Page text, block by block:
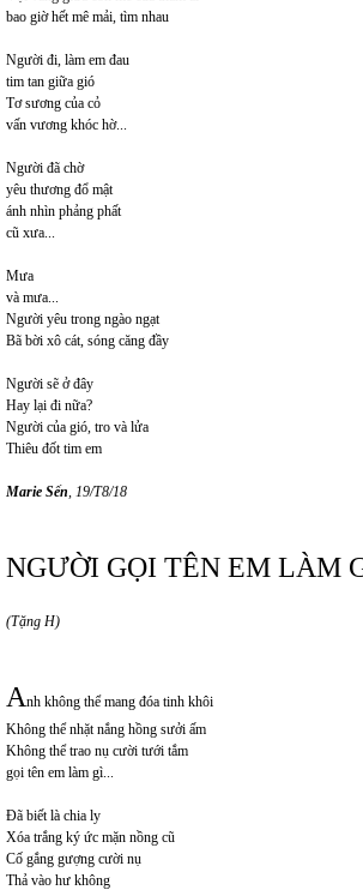
bao giờ hết mê mải, tìm nhau
Người đi, làm em đau
tim tan giữa gió
Tơ sương của cỏ
vấn vương khóc hờ...
Người đã chờ
yêu thương đổ mật
ánh nhìn phảng phất
cũ xưa...
Mưa
và mưa...
Người yêu trong ngào ngạt
Bã bời xô cát, sóng căng đầy
Người sẽ ở đây
Hay lại đi nữa?
Người của gió, tro và lửa
Thiêu đốt tim em
Marie Sến, 19/T8/18
NGƯỜI GỌI TÊN EM LÀM
(Tặng H)
Anh không thể mang đóa tinh khôi
Không thể nhặt nắng hồng sưởi ấm
Không thể trao nụ cười tưới tắm
gọi tên em làm gì...
Đã biết là chia ly
Xóa trắng ký ức mặn nồng cũ
Cố gắng gượng cười nụ
Thả vào hư không